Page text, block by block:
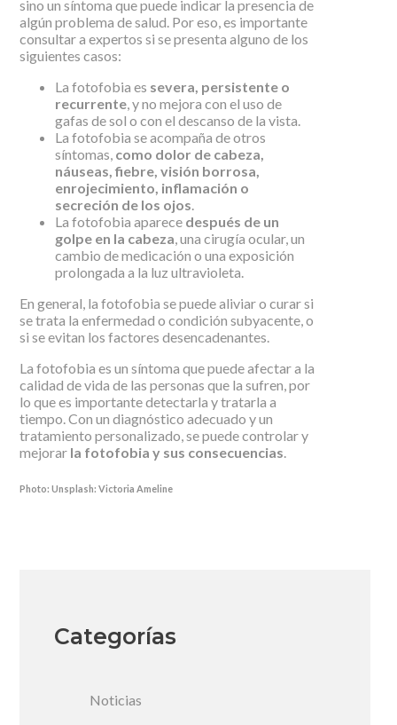
sino un síntoma que puede indicar la presencia de
algún problema de salud. Por eso, es importante
consultar a expertos si se presenta alguno de los
siguientes casos:
La fotofobia es severa, persistente o
recurrente, y no mejora con el uso de
gafas de sol o con el descanso de la vista.
La fotofobia se acompaña de otros
síntomas, como dolor de cabeza,
náuseas, fiebre, visión borrosa,
enrojecimiento, inflamación o
secreción de los ojos
La fotofobia aparece después de un
golpe en la cabeza , una cirugía ocular, un
cambio de medicación o una exposición
prolongada a la luz ultravioleta.
En general, la fotofobia se puede aliviar o curar si
se trata la enfermedad o condición subyacente, o
si se evitan los factores desencadenantes.
La fotofobia es un síntoma que puede afectar a la
calidad de vida de las personas que la sufren, por
lo que es importante detectarla y tratarla a
tiempo. Con un diagnóstico adecuado y un
tratamiento personalizado, se puede controlar y
mejorar la fotofobia y sus consecuencias
Photo: Unsplash: Victoria Ameline
Categorías
Noticias